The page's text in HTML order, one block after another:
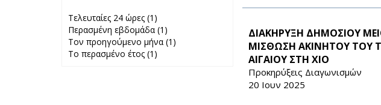
ΔΙΑΚΗΡΥΞΗ ΔΗΜΟΣΙΟΥ
ΜΙΣΘΩΣΗ ΑΚΙΝΗΤΟΥ ΤΟΥ
ΑΙΓΑΙΟΥ ΣΤΗ ΧΙΟ
Προκηρύξεις Διαγωνισμών
20 Ιουν 2025
Τελευταίες 24 ώρες (1)
24 ώρες filter
Περασμένη εβδομάδα (1)
Περασμένη
Τον προηγούμενο μήνα (1)
Το περασμένο έτος (1)